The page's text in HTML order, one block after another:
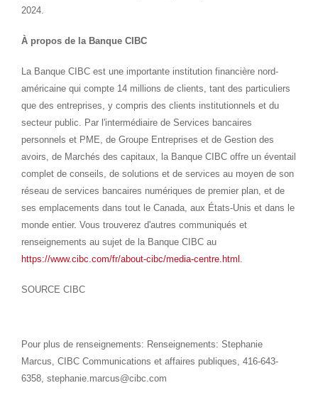
2024.
À propos de la Banque CIBC
La Banque CIBC est une importante institution financière nord-
américaine qui compte 14 millions de clients, tant des particuliers
que des entreprises, y compris des clients institutionnels et du
secteur public. Par l'intermédiaire de Services bancaires
personnels et PME, de Groupe Entreprises et de Gestion des
avoirs, de Marchés des capitaux, la Banque CIBC offre un éventail
complet de conseils, de solutions et de services au moyen de son
réseau de services bancaires numériques de premier plan, et de
ses emplacements dans tout leCanada, aux États-Unis et dans le
monde entier. Vous trouverez d'autres communiqués et
renseignements au sujet de la Banque CIBC au
https://www.cibc.com/fr/about-cibc/media-centre.html .
SOURCE CIBC
Pour plus de renseignements: Renseignements: Stephanie
Marcus, CIBC Communications et affaires publiques, 416-643-
6358, stephanie.marcus@cibc.com